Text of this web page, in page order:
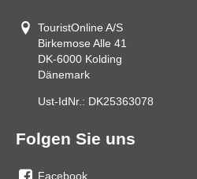
TouristOnline A/S
Birkemose Alle 41
DK-6000 Kolding
Dänemark
Ust-IdNr.: DK25363078
Folgen Sie uns
Facebook